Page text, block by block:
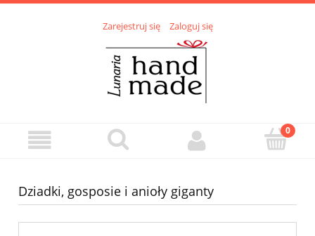
Zarejestruj się Zaloguj się
Dziadki, gosposie i anioły giganty